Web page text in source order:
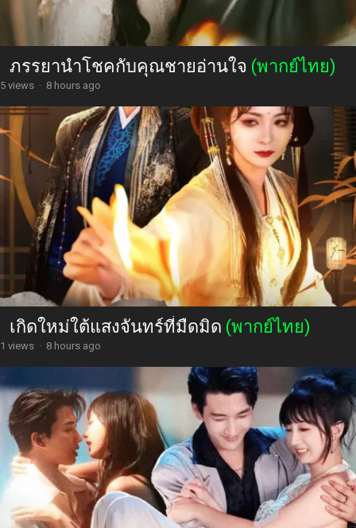
ภรรยานำโชคกับคุณชายอ่านใจ (พากย์ไทย)
5 views · 8 hours ago
เกิดใหม่ใต้แสงจันทร์ที่มืดมิด (พากย์ไทย)
1 views · 8 hours ago